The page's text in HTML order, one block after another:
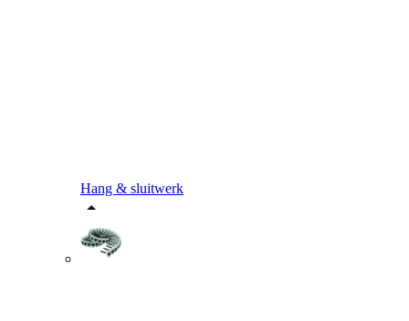
Hang & sluitwerk